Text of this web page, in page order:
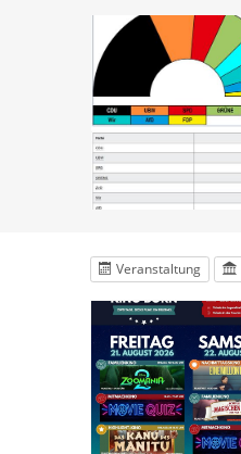
Veranstaltung